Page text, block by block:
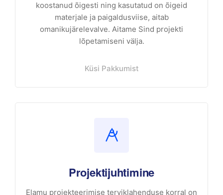
koostanud õigesti ning kasutatud on õigeid
materjale ja paigaldusviise, aitab
omanikujärelevalve. Aitame Sind projekti
lõpetamiseni välja.
Küsi Pakkumist
Projektijuhtimine
Elamu projekteerimise terviklahenduse korral on